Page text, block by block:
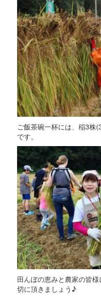
ご飯茶碗一杯には、稲3株
です。
田んぼの恵みと農家の皆
切に頂きましょう♪